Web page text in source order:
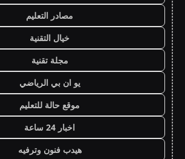
مصادر التعليم
خيال التقنية
مجلة تقنية
يو ان بي الرياضي
موقع حالة للتعليم
اخبار 24 ساعة
هيدب فنون وترفيه